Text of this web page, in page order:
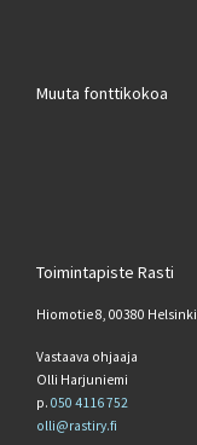
Muuta fonttikokoa
Toimintapiste Rasti
Hiomotie 8, 00380
Vastaava ohjaaja
Olli Harjuniemi
p. 050 4116 752
olli@rastiry.fi